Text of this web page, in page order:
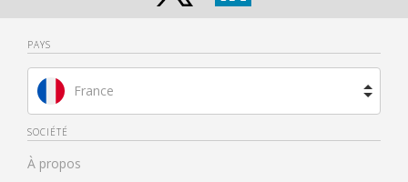
PAYS
France
Espagne
SOCIÉTÉ
À propos